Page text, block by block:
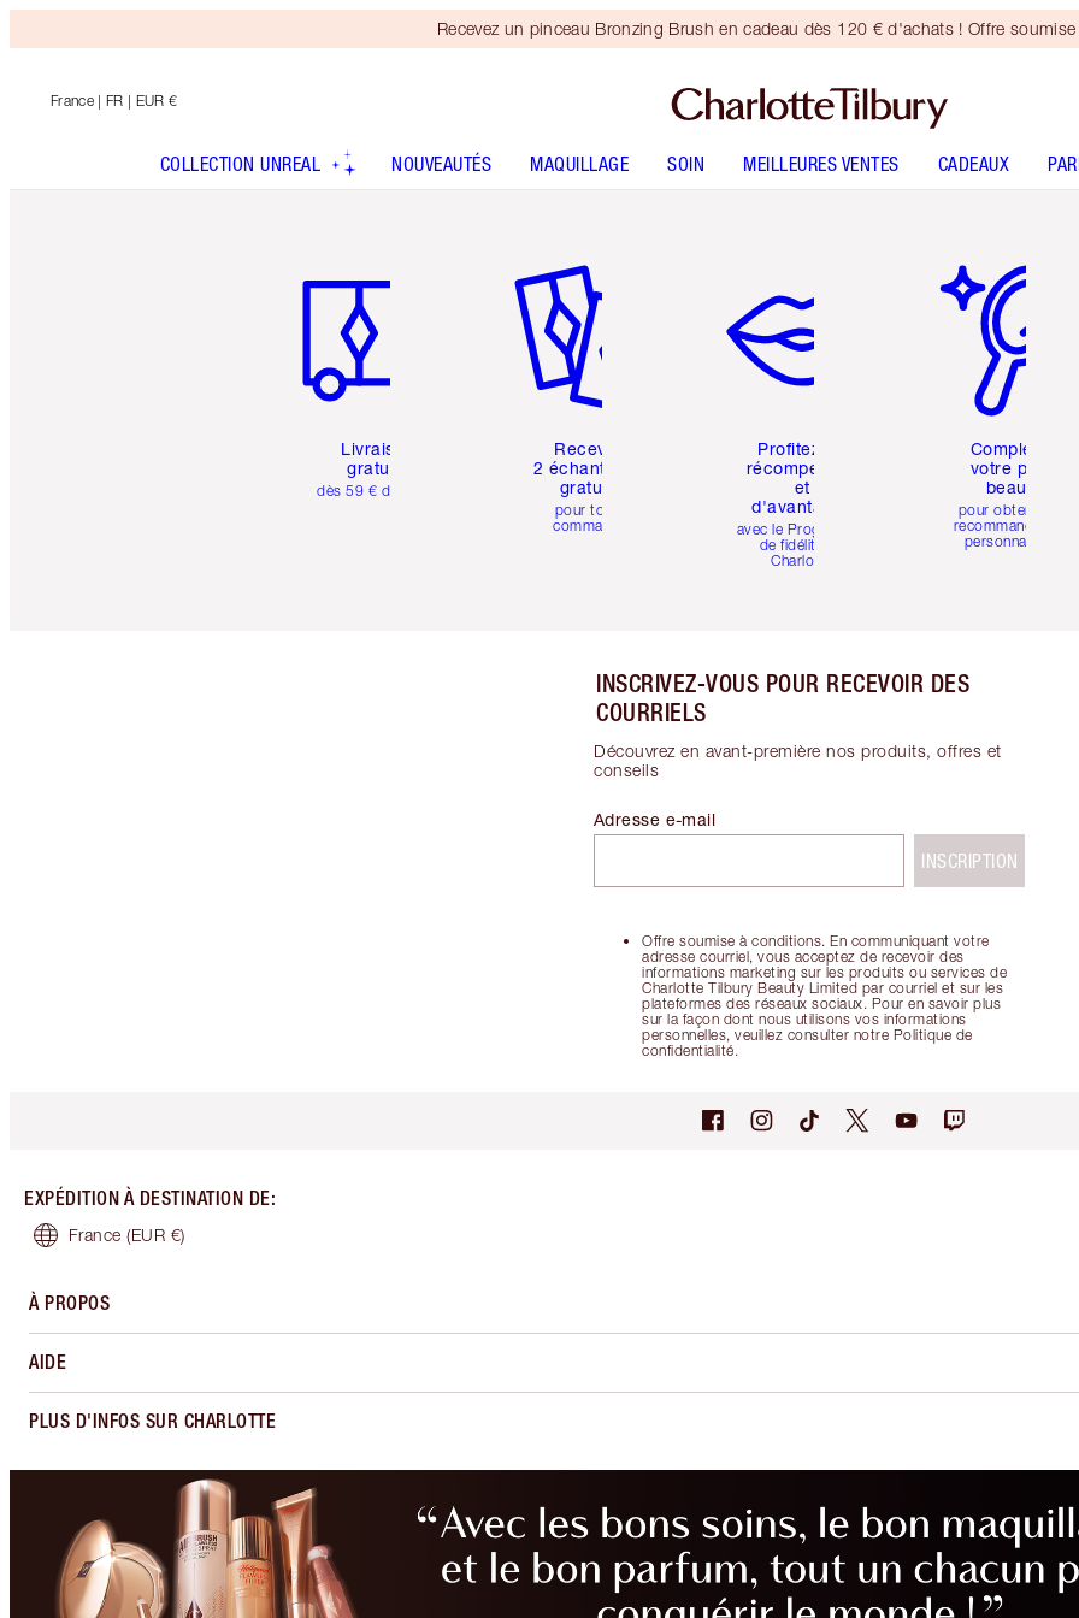
Recevez un pinceau Bronzing Brush en cadeau dès 120 € d'achats ! Offre
France | FR | EUR €
COLLECTION UNREAL NOUVEAUTÉS MAQUILLAGE SOIN MEILLEURES VENTES CADEAUX
Livraison
gratuite
dès 59 € d'achats
Recevez
2 échantillons
gratuits
pour toute
commande
Profitez de
récompenses
et
d'avantages
avec le Programme
de fidélité de
Charlotte
Complétez
votre profil
beauté
pour obtenir des
recommandations
personnalisées
INSCRIVEZ-VOUS POUR RECEVOIR DES
COURRIELS
Découvrez en avant-première nos produits, offres et
conseils
Offre soumise à conditions. En communiquant votre
adresse courriel, vous acceptez de recevoir des
informations marketing sur les produits ou services de
Charlotte Tilbury Beauty Limited par courriel et sur les
plateformes des réseaux sociaux. Pour en savoir plus
sur la façon dont nous utilisons vos informations
personnelles, veuillez consulter notre Politique de
confidentialité.
Adresse e-mail
INSCRIPTION
EXPÉDITION À DESTINATION DE:
France (EUR €)
À PROPOS
AIDE
PLUS D'INFOS SUR CHARLOTTE